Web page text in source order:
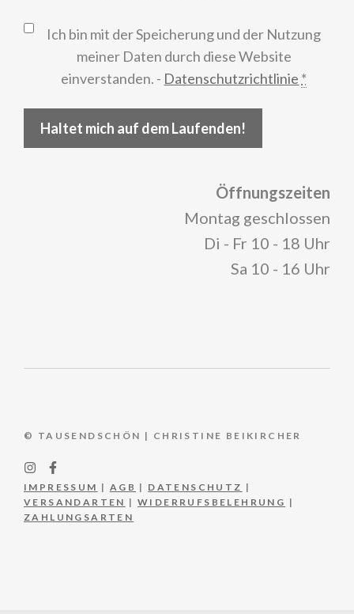
Ich bin mit der Speicherung und der Nutzung
meiner Daten durch diese Website
einverstanden. - Datenschutzrichtlinie *
Haltet mich auf dem Laufenden!
Öffnungszeiten
Montag geschlossen
Di - Fr 10 - 18 Uhr
Sa 10 - 16 Uhr
© TAUSENDSCHÖN | CHRISTINE BEIKIRCHER
IMPRESSUM | AGB | DATENSCHUTZ |
VERSANDARTEN |WIDERRUFSBELEHRUNG |
ZAHLUNGSARTEN